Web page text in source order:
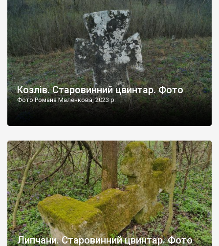
Козлів. Старовинний цвинтар. Фото
Фото Романа Маленкова, 2023 р.
Липчани. Старовинний цвинтар. Фото